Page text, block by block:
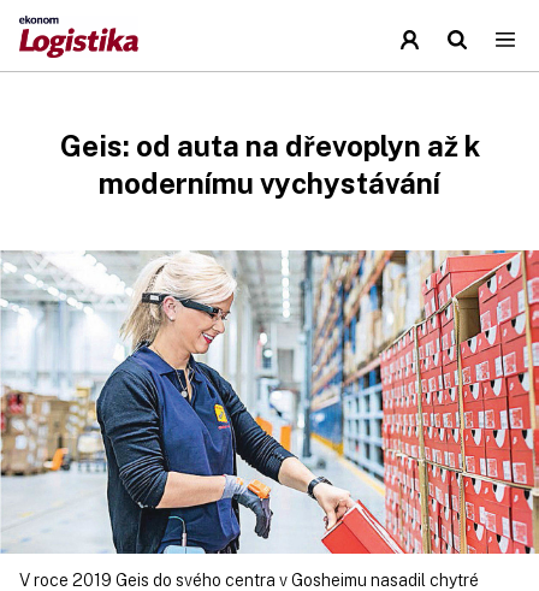
Geis: od auta na dřevoplyn až k
modernímu vychystávání
V roce 2019 Geis do svého centra v Gosheimu nasadil chytré